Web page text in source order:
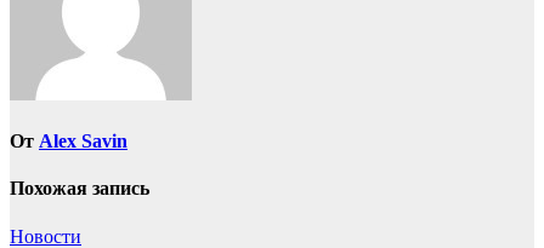
От Alex Savin
Похожая запись
Новости